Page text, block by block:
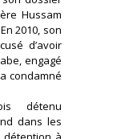
Hussam
2010, son
d’avoir
engagé
condamné
détenu
dans les